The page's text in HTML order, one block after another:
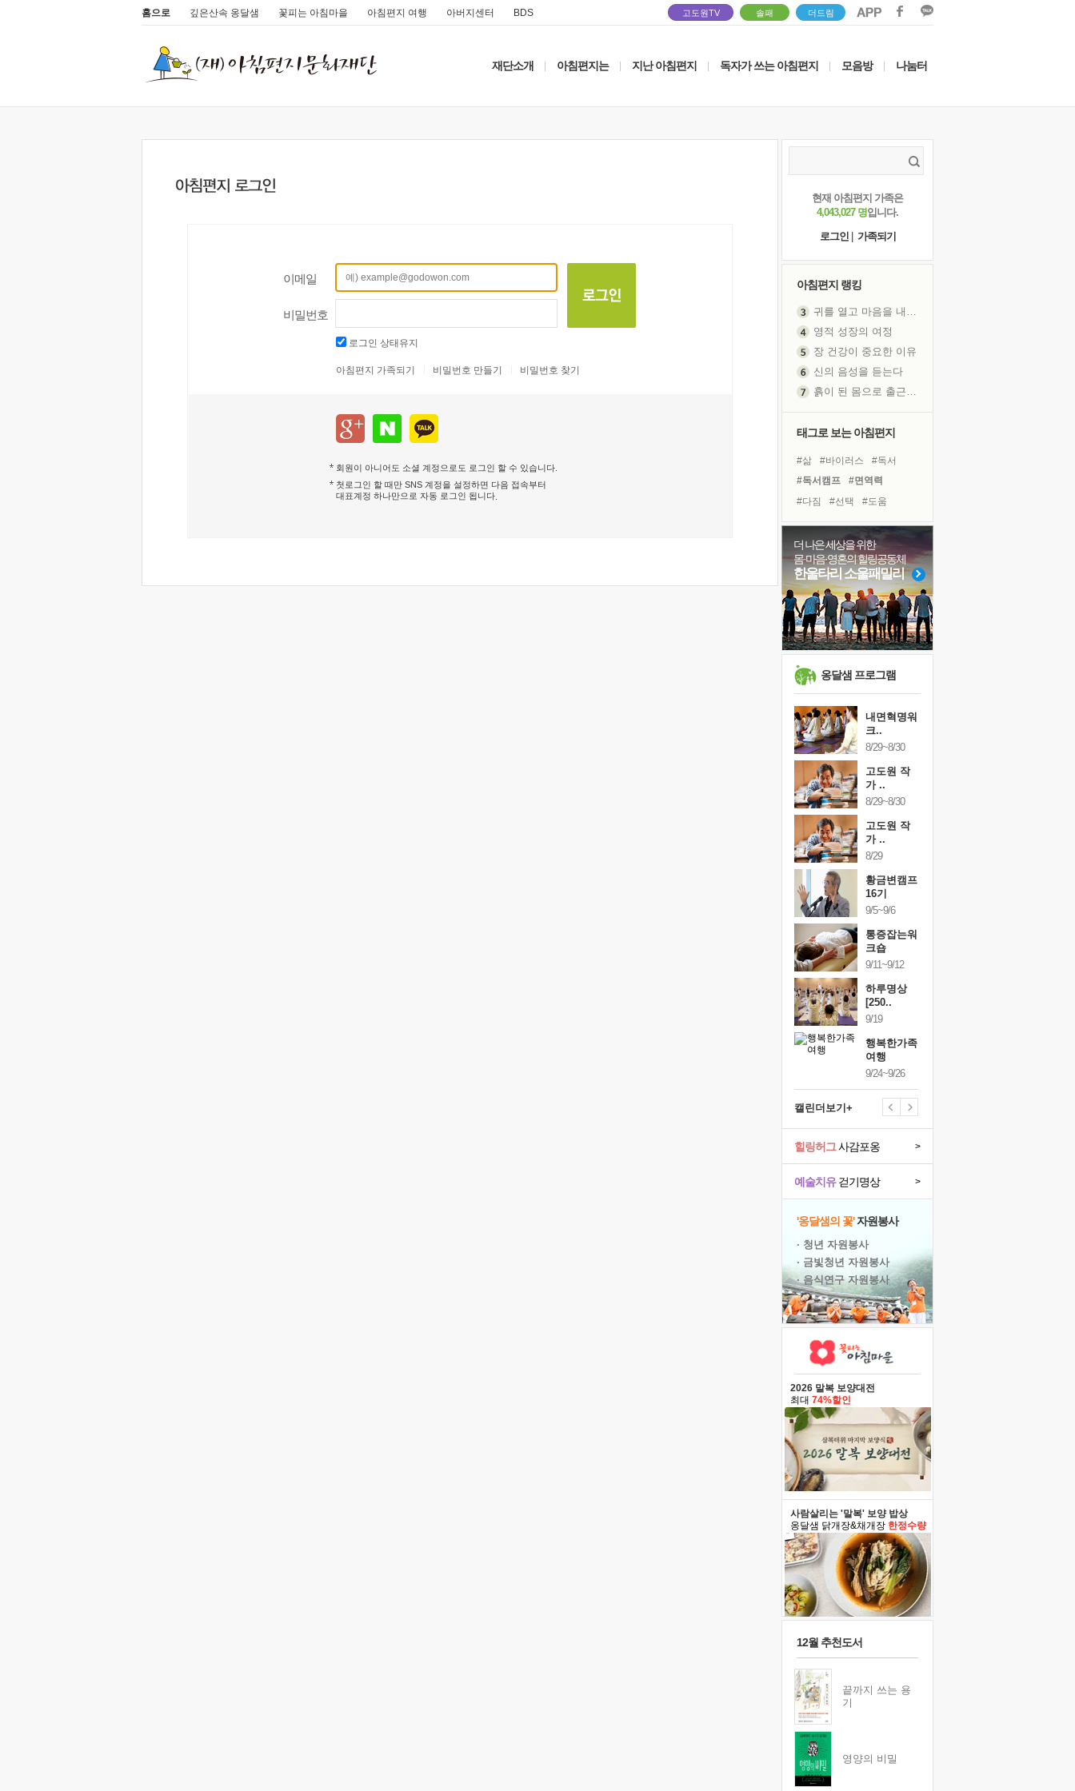
홈으로 깊은산속 옹달샘 꽃피는 아침마을 아침편지 여행 아버지센터 BDS 고도원TV 솔패 더드림
재단소개 아침편지는 지난 아침편지 독자가 쓰는 아침편지 모음방 나눔터
이메일
비밀번호
로그인 상태유지
아침편지 가족되기 비밀번호 만들기 비밀번호 찾기
회원이 아니어도 소셜 계정으로도 로그인 할 수 있습니다.
첫로그인 할 때만 SNS 계정을 설정하면 다음 접속부터
대표계정 하나만으로 자동 로그인 됩니다
현재 아침편지 가족은
4,043,027 명입니다.
로그인
가족되기
아침편지 랭킹
귀를 열고 마음을 내어주고
영적 성장의 여정
장 건강이 중요한 이유
신의 음성을 듣는다
흙이 된 몸으로 출근하는 여자
졸업식 사진을 보며
극심한 변비, 어깨결림, 수면 장애
아픈 아버지를 위한 공간 설계
슬럼프
보고 싶은 어머니
유년 시절의 부산 영도 바다
못된 꼰대들
희망이란
'모른다'는 것
태그로 보는 아침편지
#삶 #바이러스
#독서
#독서캠프
#면역력
#다짐
#선택
#도움
#아이들
#명상
#사람
#링컨학교
#친구
#리더
#위기
#힐링
#비전캠프
#건강
#희망
#유튜브
#경험
더 나은 세상을 위한
몸·마음·영혼의 힐링공동체
한울타리 소울패밀리
옹달샘 프로그램
내면혁명워
크..
8/29~8/30
고도원 작
가 ..
8/29~8/30
고도원 작
가 ..
8/29
황금변캠프
16기
9/5~9/6
통증잡는워
크숍
9/11~9/12
하루명상
[250..
9/19
행복한가족
여행
9/24~9/26
캘린더보기+
예술치유걷기명상 >
힐링허그사감포옹 >
'옹달샘의 꽃'자원봉사
· 청년 자원봉사
· 금빛청년 자원봉사
· 음식연구 자원봉사
2026 말복 보양대전
최대 74%할인
사람살리는 '말복' 보양 밥상
옹달샘 닭개장&채개장 한정수량
12월 추천도서
끝까지 쓰는 용
기
영양의 비밀